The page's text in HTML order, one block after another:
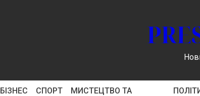
БІЗНЕС СПОРТ
МИСТЕЦТВО ТА